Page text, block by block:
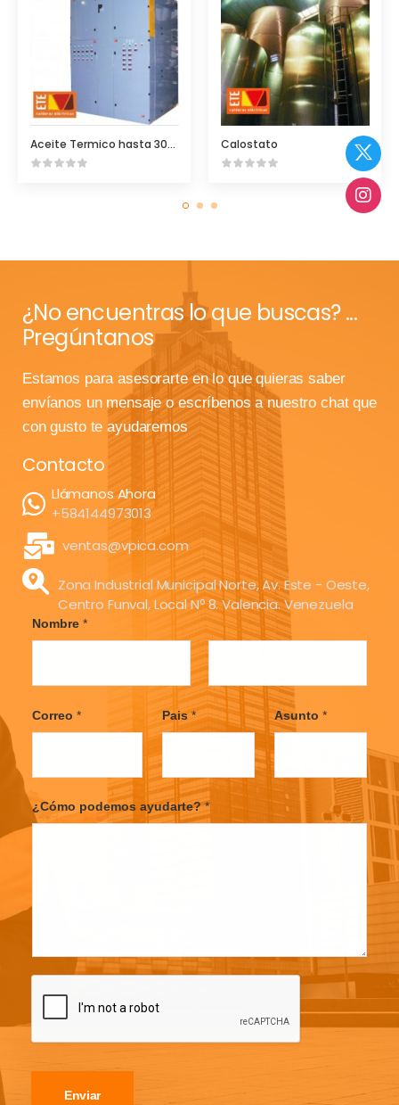
Aceite Termico hasta 300°C Calostato
¿No encuentras lo que buscas? ...
Pregúntanos
Estamos para asesorarte en lo que quieras saber
envíanos un mensaje o escríbenos a nuestro chat que
con gusto te ayudaremos
Contacto
Llámanos Ahora
+584144973013
ventas@vpica.com
Zona Industrial Municipal Norte, Av. Este - Oeste,
Centro Funval, Local Nº 8. Valencia. Venezuela
Nombre *
r
s
L
a
s
t
Correo * Pais* Asunto *
¿Cómo podemos ayudarte?*
Enviar